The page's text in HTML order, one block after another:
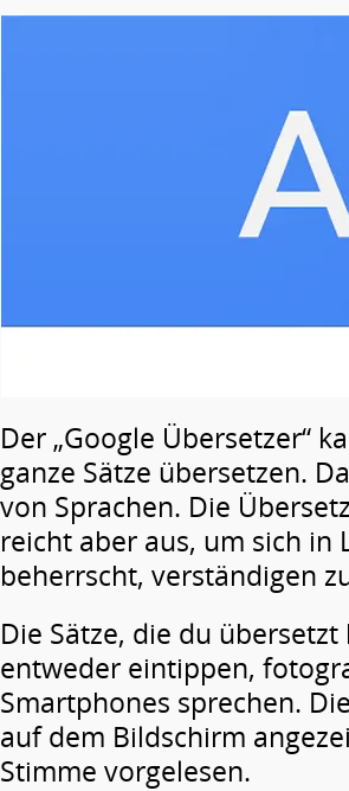
Der „Google Übersetzer“
ganze Sätze übersetzen.
von Sprachen. Die
reicht aber aus, um sich in
beherrscht, verständigen
Die Sätze, die du
entweder eintippen,
Smartphones sprechen.
auf dem Bildschirm
Stimme vorgelesen.